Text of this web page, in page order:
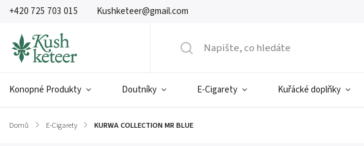
+420 725 703 015 Kushketeer@gmail.com
Konopné Produkty Doutníky E-Cigarety Kuřácké doplňky
Domů / E-Cigarety / KURWA COLLECTION MR BLUE